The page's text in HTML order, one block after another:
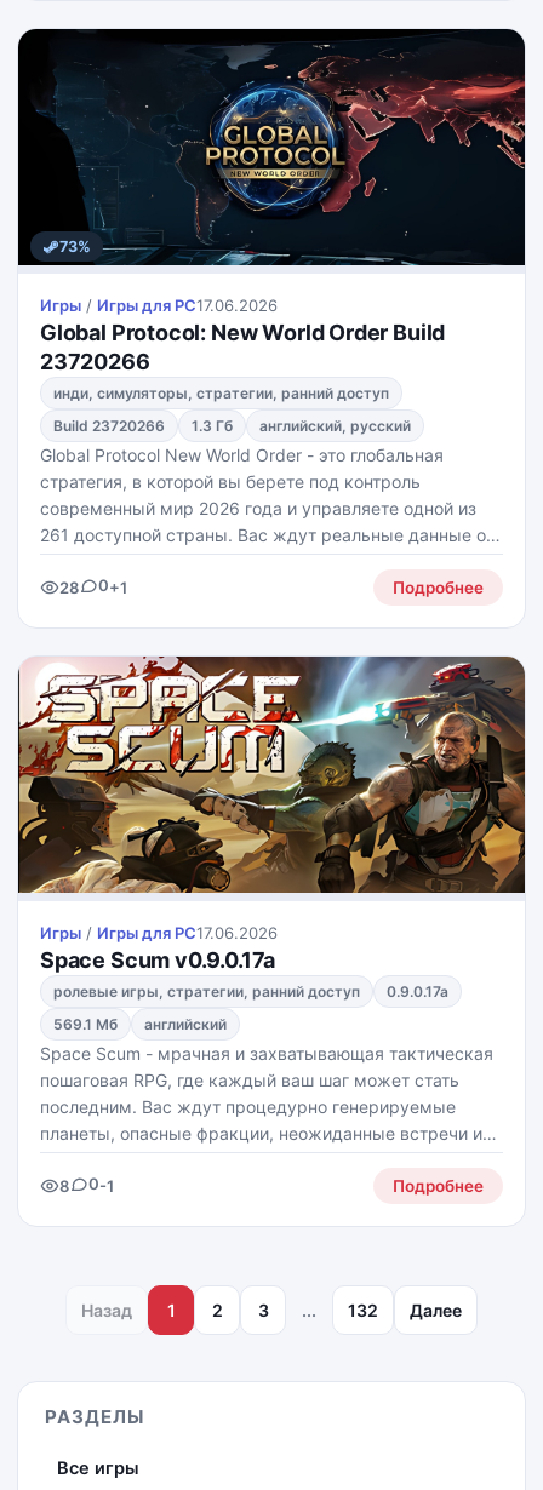
73%
Игры / Игры для PС17.06.2026
Global Protocol: New World Order Build
23720266
инди, симуляторы, стратегии, ранний доступ
Build 23720266
1.3 Гб английский, русский
Global Protocol New World Order - это глобальная
стратегия, в которой вы берете под контроль
современный мир 2026 года и управляете одной из
261 доступной страны. Вас ждут реальные данные о
ВВП, населении, армии, ресурсах, альянсах и
политической системе, а дальнейшая судьба
28 0+1 Подробнее
Игры / Игры для PС17.06.2026
Space Scum v0.9.0.17a
ролевые игры, стратегии, ранний доступ
0.9.0.17a
569.1 Мб
английский
Space Scum - мрачная и захватывающая тактическая
пошаговая RPG, где каждый ваш шаг может стать
последним. Вас ждут процедурно генерируемые
планеты, опасные фракции, неожиданные встречи и
решения, за которые придётся отвечать по полной.
Собирайте отряд наёмников, развивайте их,
8 0-1 Подробнее
Назад 1 2 3 ... 132 Далее
РАЗДЕЛЫ
Все игры